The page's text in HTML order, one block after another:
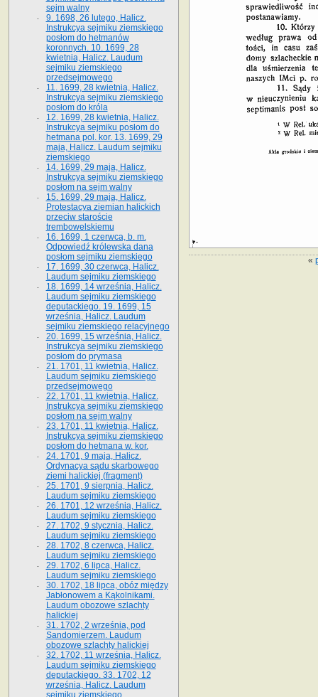
«
sejm walny
9. 1698, 26 lutego, Halicz.
Instrukcya sejmiku ziemskiego
posłom do hetmanów
koronnych. 10. 1699, 28
kwietnia, Halicz. Laudum
sejmiku ziemskiego
przedsejmowego
11. 1699, 28 kwietnia, Halicz.
Instrukcya sejmiku ziemskiego
posłom do króla
12. 1699, 28 kwietnia, Halicz.
Instrukcya sejmiku posłom do
hetmana pol. kor. 13. 1699, 29
maja, Halicz. Laudum sejmiku
ziemskiego
14. 1699, 29 maja, Halicz.
Instrukcya sejmiku ziemskiego
posłom na sejm walny
15. 1699, 29 maja, Halicz.
Protestacya ziemian halickich
przeciw staroście
trembowelskiemu
16. 1699, 1 czerwca, b. m.
Odpowiedź królewska dana
posłom sejmiku ziemskiego
17. 1699, 30 czerwca, Halicz.
Laudum sejmiku ziemskiego
18. 1699, 14 września, Halicz.
Laudum sejmiku ziemskiego
deputackiego. 19. 1699, 15
września, Halicz. Laudum
sejmiku ziemskiego relacyjnego
20. 1699, 15 września, Halicz.
Instrukcya sejmiku ziemskiego
posłom do prymasa
21. 1701, 11 kwietnia, Halicz.
Laudum sejmiku ziemskiego
przedsejmowego
22. 1701, 11 kwietnia, Halicz.
Instrukcya sejmiku ziemskiego
posłom na sejm walny
23. 1701, 11 kwietnia, Halicz.
Instrukcya sejmiku ziemskiego
posłom do hetmana w. kor.
24. 1701, 9 maja, Halicz.
Ordynacya sądu skarbowego
ziemi halickiej (fragment)
25. 1701, 9 sierpnia, Halicz.
Laudum sejmiku ziemskiego
26. 1701, 12 września, Halicz.
Laudum sejmiku ziemskiego
27. 1702, 9 stycznia, Halicz.
Laudum sejmiku ziemskiego
28. 1702, 8 czerwca, Halicz.
Laudum sejmiku ziemskiego
29. 1702, 6 lipca, Halicz.
Laudum sejmiku ziemskiego
30. 1702, 18 lipca, obóz między
Jabłonowem a Kąkolnikami.
Laudum obozowe szlachty
halickiej
31. 1702, 2 września, pod
Sandomierzem. Laudum
obozowe szlachty halickiej
32. 1702, 11 września, Halicz.
Laudum sejmiku ziemskiego
deputackiego. 33. 1702, 12
września, Halicz. Laudum
sejmiku ziemskiego